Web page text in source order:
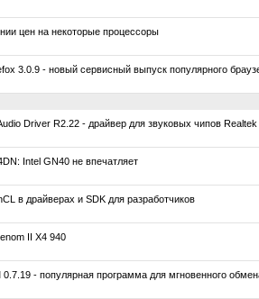
цен на некоторые процессоры
3.0.9 - новый сервисный выпуск популярного
Driver R2.22 - драйвер для звуковых чипов Realtek
Intel GN40 не впечатляет
в драйверах и SDK для разработчиков
II X4 940
- популярная программа для мгновенного